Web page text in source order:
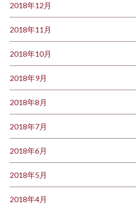
2018年12月
2018年11月
2018年10月
2018年9月
2018年8月
2018年7月
2018年6月
2018年5月
2018年4月